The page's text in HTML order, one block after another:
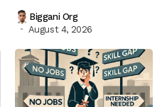
Biggani Org
August 4, 2026